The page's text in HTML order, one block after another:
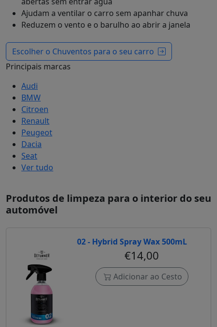
Ajudam a ventilar o carro sem apanhar chuva
Reduzem o vento e o barulho ao abrir a janela
Escolher o Chuventos para o seu carro
Principais marcas
Audi
BMW
Citroen
Renault
Peugeot
Dacia
Seat
Ver tudo
Produtos de limpeza para o interior do seu
automóvel
02 - Hybrid Spray Wax 500mL
€14,00
Adicionar ao Cesto